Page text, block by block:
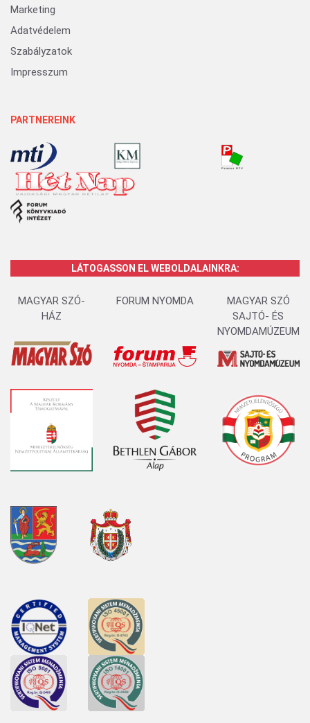
Marketing
Adatvédelem
Szabályzatok
Impresszum
PARTNEREINK
LÁTOGASSON EL WEBOLDALAINKRA:
MAGYAR SZÓ-
HÁZ
FORUM NYOMDA
MAGYAR SZÓ
SAJTÓ- ÉS
NYOMDAMÚZEUM